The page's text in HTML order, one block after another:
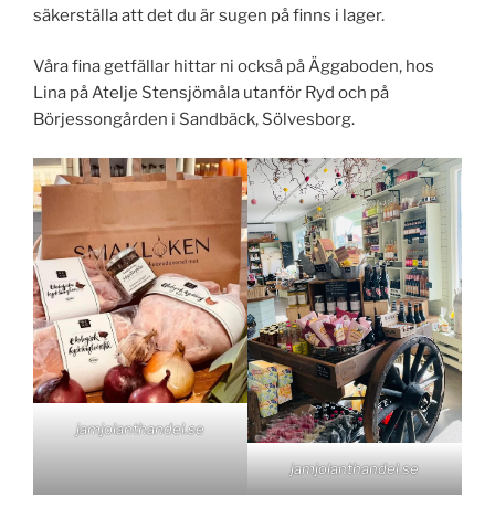
säkerställa att det du är sugen på finns i lager.
Våra fina getfällar hittar ni också på Äggaboden, hos
Lina på Atelje Stensjömåla utanför Ryd och på
Börjessongården i Sandbäck, Sölvesborg.
jamjolanthandel.se
jamjolanthandel.se